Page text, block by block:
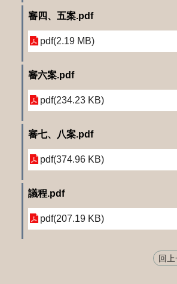
審四、五案.pdf
pdf(2.19 MB)
審六案.pdf
pdf(234.23 KB)
審七、八案.pdf
pdf(374.96 KB)
議程.pdf
pdf(207.19 KB)
回